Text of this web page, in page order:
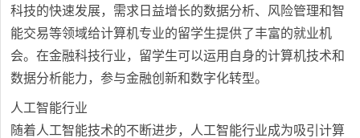
科技的快速发展，需求日益增长的数据分析、风险管理和智
能交易等领域给计算机专业的留学生提供了丰富的就业机
会。在金融科技行业，留学生可以运用自身的计算机技术和
数据分析能力，参与金融创新和数字化转型。
人工智能行业
随着人工智能技术的不断进步，人工智能行业成为吸引计算